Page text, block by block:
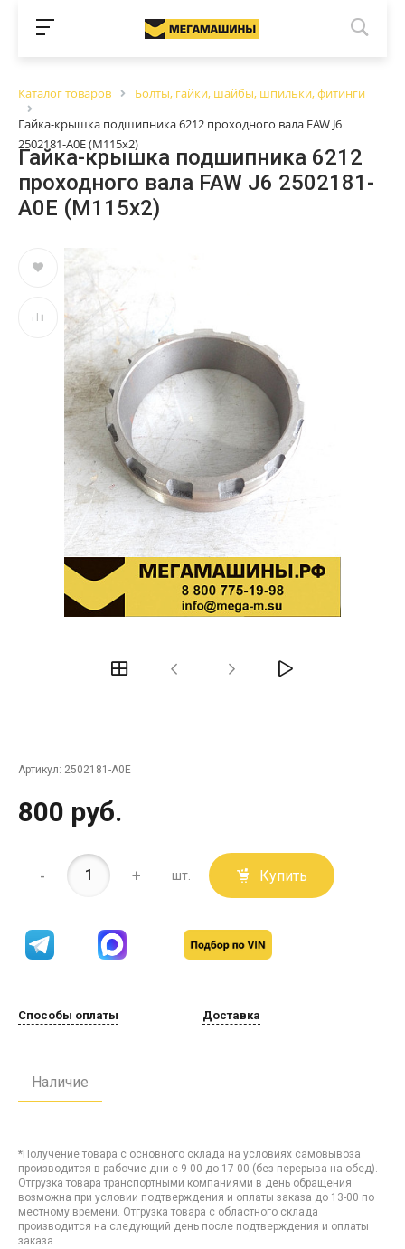
Каталог товаров
Болты, гайки, шайбы, шпильки, фитинги
Гайка-крышка подшипника 6212 проходного вала FAW J6
2502181-A0E (М115х2)
Гайка-крышка подшипника 6212
проходного вала FAW J6 2502181-
A0E (М115х2)
Артикул: 2502181-A0E
800 руб.
- + шт. Купить
Способы оплаты Доставка
Наличие
*Получение товара с основного склада на условиях самовывоза
производится в рабочие дни с 9-00 до 17-00 (без перерыва на обед).
Отгрузка товара транспортными компаниями в день обращения
возможна при условии подтверждения и оплаты заказа до 13-00 по
местному времени. Отгрузка товара с областного склада
производится на следующий день после подтверждения и оплаты
заказа.